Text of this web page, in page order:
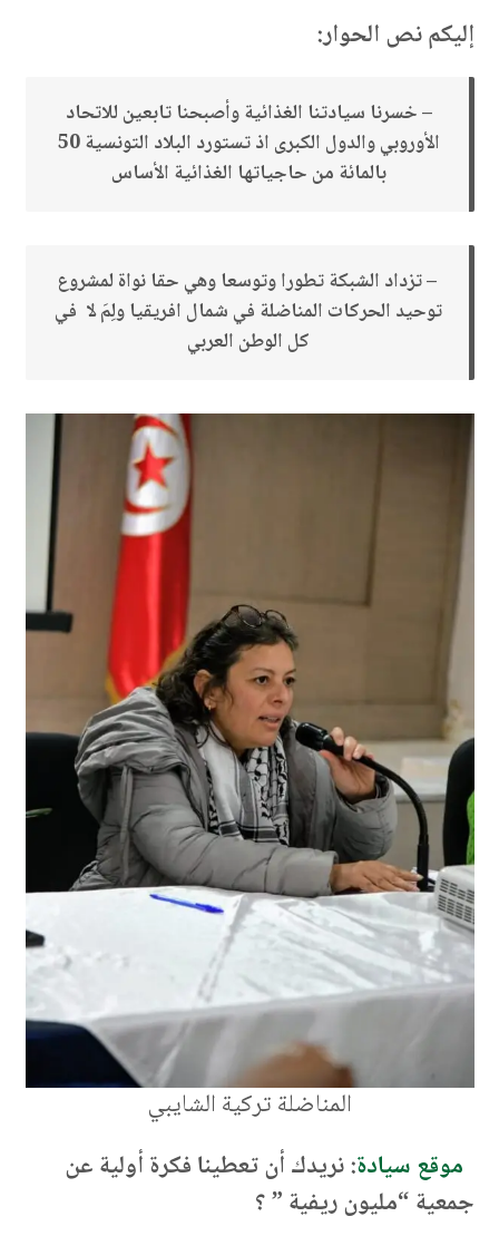
إليكم نص الحوار:
– خسرنا سيادتنا الغذائية وأصبحنا تابعين للاتحاد
الأوروبي والدول الكبرى اذ تستورد البلاد التونسية 50
بالمائة من حاجياتها الغذائية الأساس
– تزداد الشبكة تطورا وتوسعا وهي حقا نواة لمشروع
توحيد الحركات المناضلة في شمال افريقيا ولِمَ لا في
كل الوطن العربي
المناضلة تركية الشايبي
موقع سيادة: نريدك أن تعطينا فكرة أولية عن
جمعية “مليون ريفية ” ؟